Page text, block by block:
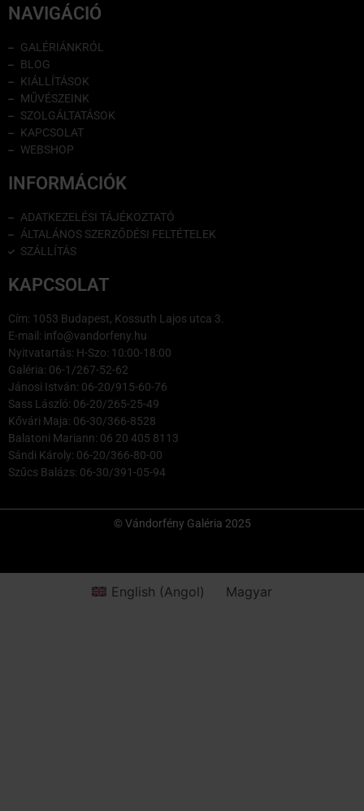
NAVIGÁCIÓ
GALÉRIÁNKRÓL
BLOG
KIÁLLÍTÁSOK
MŰVÉSZEINK
SZOLGÁLTATÁSOK
KAPCSOLAT
WEBSHOP
INFORMÁCIÓK
ADATKEZELÉSI TÁJÉKOZTATÓ
ÁLTALÁNOS SZERZŐDÉSI FELTÉTELEK
SZÁLLÍTÁS
KAPCSOLAT
Cím: 1053 Budapest, Kossuth Lajos utca 3.
E-mail: info@vandorfeny.hu
Nyitvatartás: H-Szo: 10:00-18:00
Galéria: 06-1/267-52-62
Jánosi István: 06-20/915-60-76
Sass László: 06-20/265-25-49
Kővári Maja: 06-30/366-8528
Balatoni Mariann: 06 20 405 8113
Sándi Károly: 06-20/366-80-00
Szűcs Balázs: 06-30/391-05-94
© Vándorfény Galéria 2025
English (Angol) Magyar